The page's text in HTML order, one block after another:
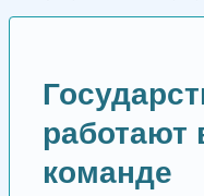
работают
команде